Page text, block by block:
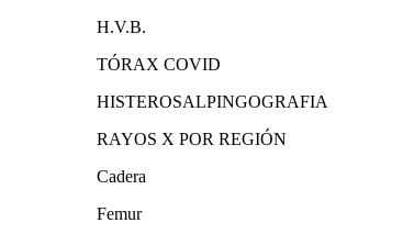
H.V.B.
TÓRAX COVID
HISTEROSALPINGOGRAFIA
RAYOS X POR REGIÓN
Cadera
Femur